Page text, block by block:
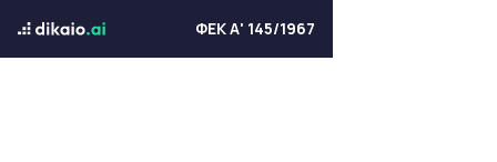
ΦΕΚ Α' 145/1967